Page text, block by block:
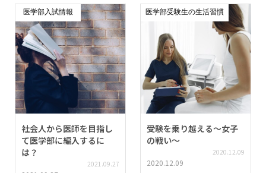
医学部入試情報
社会人から医師を目指し
て医学部に編入するに
は？
2021.09.27
医学部受験生の生活習慣
受験を乗り越える〜女子
の戦い〜
2020.12.09
2020.12.09